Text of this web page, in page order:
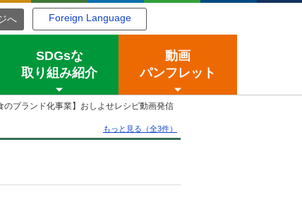
へ Foreign Language
SDGsな
取り組み紹介
動画
パンフレット
ブランド化事業】おしよせレシピ動画発信
もっと見る（全3件）